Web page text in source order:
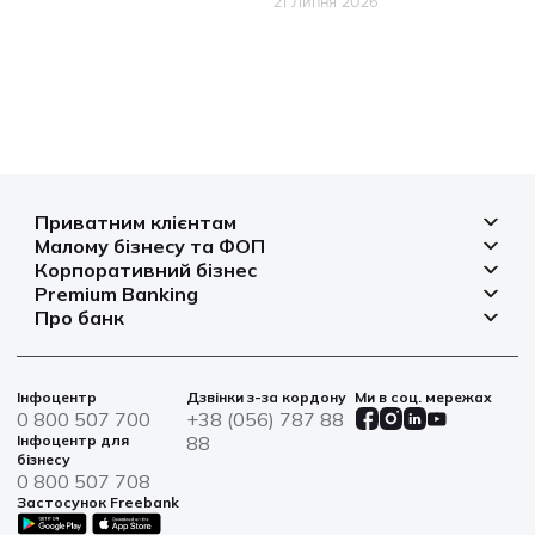
21 Липня 2026
Приватним клієнтам
Депозити
Кредити
Платіжні картки
Платежі
Іпотека
Страхування
Малому бізнесу та ФОП
Рахунок для бізнесу
Фінансування
Овердрафт
Корпоративний бізнес
Рахунки і платежі
Депозити
Агробізнес
Цінні папери
Premium Banking
Депозити
Платіжні картки
Банківські сейфи
Військові облігації
Центри обслуговування
Про банк
Новини
Фінансова звітність
Сталий розвиток
Інформація для акціонерів та стейкхолдерів
Інфоцентр
0 800 507 700
Інфоцентр для
бізнесу
0 800 507 708
Дзвінки з-за кордону
+38 (056) 787 88
88
Ми в соц. мережах
Застосунок Freebank